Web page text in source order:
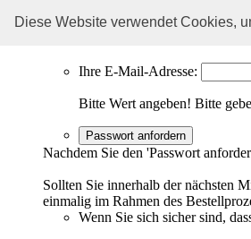
Diese Website verwendet Cookies,
Sie haben Ihr Passwort vergessen?
Ihre E-Mail-Adresse:
Bitte Wert angeben! Bitte
Passwort anfordern
Nachdem Sie den 'Passwort
Sollten Sie innerhalb der nächsten
einmalig im Rahmen des
Wenn Sie sich sicher sind,